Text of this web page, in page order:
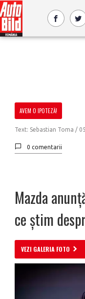
AVEM O IPOTEZĂ!
Text: Sebastian Toma /
0 comentarii
Mazda
ce știm
VEZI GALERIA FOTO